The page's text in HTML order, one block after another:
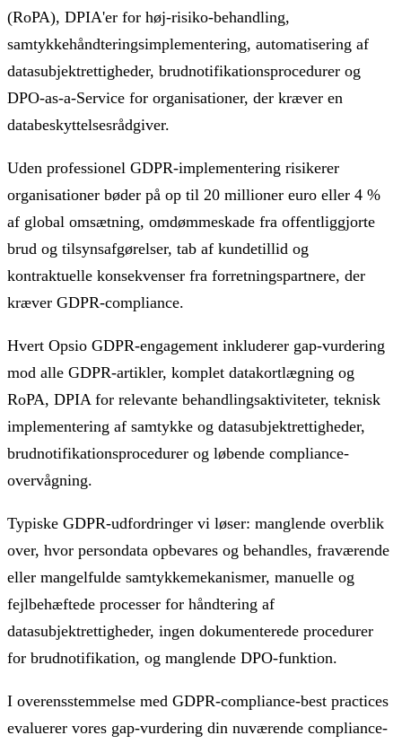
(RoPA), DPIA'er for høj-risiko-behandling,
samtykkehåndteringsimplementering, automatisering af
datasubjektrettigheder, brudnotifikationsprocedurer og
DPO-as-a-Service for organisationer, der kræver en
databeskyttelsesrådgiver.
Uden professionel GDPR-implementering risikerer
organisationer bøder på op til 20 millioner euro eller 4 %
af global omsætning, omdømmeskade fra offentliggjorte
brud og tilsynsafgørelser, tab af kundetillid og
kontraktuelle konsekvenser fra forretningspartnere, der
kræver GDPR-compliance.
Hvert Opsio GDPR-engagement inkluderer gap-vurdering
mod alle GDPR-artikler, komplet datakortlægning og
RoPA, DPIA for relevante behandlingsaktiviteter, teknisk
implementering af samtykke og datasubjektrettigheder,
brudnotifikationsprocedurer og løbende compliance-
overvågning.
Typiske GDPR-udfordringer vi løser: manglende overblik
over, hvor persondata opbevares og behandles, fraværende
eller mangelfulde samtykkemekanismer, manuelle og
fejlbehæftede processer for håndtering af
datasubjektrettigheder, ingen dokumenterede procedurer
for brudnotifikation, og manglende DPO-funktion.
I overensstemmelse med GDPR-compliance-best practices
evaluerer vores gap-vurdering din nuværende compliance-